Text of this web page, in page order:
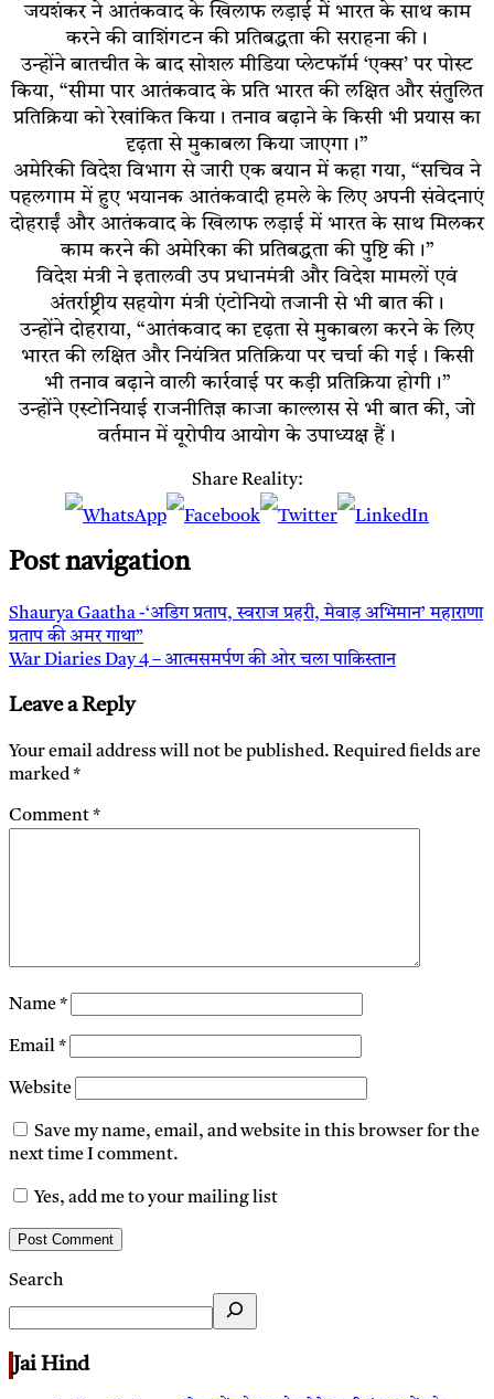
जयशंकर ने आतंकवाद के खिलाफ लड़ाई में भारत के साथ काम
करने की वाशिंगटन की प्रतिबद्धता की सराहना की।
उन्होंने बातचीत के बाद सोशल मीडिया प्लेटफॉर्म ‘एक्स’ पर पोस्ट
किया, “सीमा पार आतंकवाद के प्रति भारत की लक्षित और संतुलित
प्रतिक्रिया को रेखांकित किया। तनाव बढ़ाने के किसी भी प्रयास का
दृढ़ता से मुकाबला किया जाएगा।”
अमेरिकी विदेश विभाग से जारी एक बयान में कहा गया, “सचिव ने
पहलगाम में हुए भयानक आतंकवादी हमले के लिए अपनी संवेदनाएं
दोहराईं और आतंकवाद के खिलाफ लड़ाई में भारत के साथ मिलकर
काम करने की अमेरिका की प्रतिबद्धता की पुष्टि की।”
विदेश मंत्री ने इतालवी उप प्रधानमंत्री और विदेश मामलों एवं
अंतर्राष्ट्रीय सहयोग मंत्री एंटोनियो तजानी से भी बात की।
उन्होंने दोहराया, “आतंकवाद का दृढ़ता से मुकाबला करने के लिए
भारत की लक्षित और नियंत्रित प्रतिक्रिया पर चर्चा की गई। किसी
भी तनाव बढ़ाने वाली कार्रवाई पर कड़ी प्रतिक्रिया होगी।”
उन्होंने एस्टोनियाई राजनीतिज्ञ काजा काल्लास से भी बात की, जो
वर्तमान में यूरोपीय आयोग के उपाध्यक्ष हैं।
Share Reality:
Post navigation
Shaurya Gaatha -‘अडिग प्रताप, स्वराज प्रहरी, मेवाड़ अभिमान’ महाराणा
प्रताप की अमर गाथा”
War Diaries Day 4 – आत्मसमर्पण की ओर चला पाकिस्तान
Leave a Reply
Your email address will not be published. Required fields are
marked*
Comment*
Name*
Email*
Website
Save my name, email, and website in this browser for the
next time I comment.
Yes, add me to your mailing list
Search
Jai Hind